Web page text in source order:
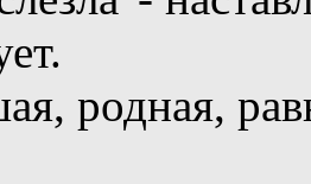
родная,